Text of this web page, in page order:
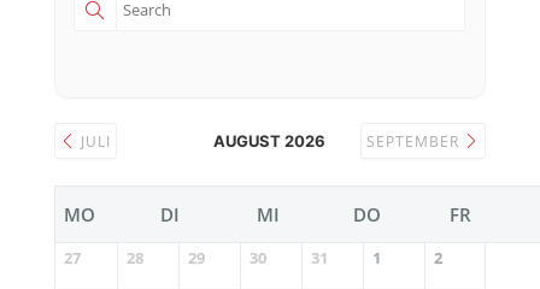
JULI AUGUST 2026 SEPTEMBER
MO DI MI DO FR
27 28 29 30 31 1 2